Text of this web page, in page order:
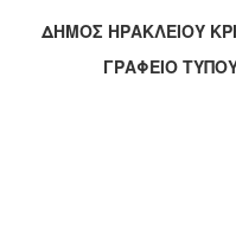
2019
2018
ΔΗΜΟΣ ΗΡΑΚΛΕΙΟΥ
ΓΡΑΦΕΙΟ